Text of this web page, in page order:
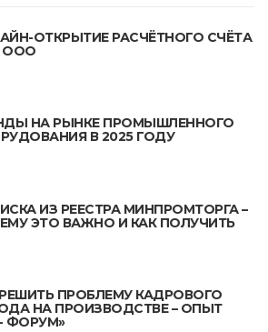
ОТКРЫТИЕ РАСЧЁТНОГО СЧЁТА
ООО
НА РЫНКЕ ПРОМЫШЛЕННОГО
В 2025 ГОДУ
ИЗ РЕЕСТРА МИНПРОМТОРГА –
ЭТО ВАЖНО И КАК ПОЛУЧИТЬ
ПРОБЛЕМУ КАДРОВОГО
НА ПРОИЗВОДСТВЕ – ОПЫТ
ФОРУМ»